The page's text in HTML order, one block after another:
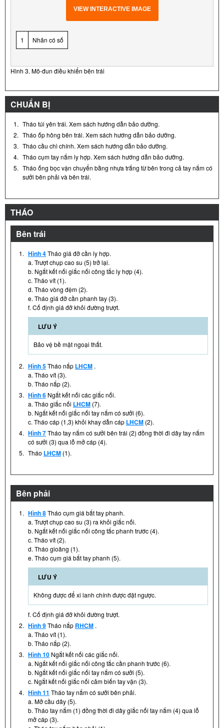
VIEW INTERACTIVE IMAGE
1 Nhãn có số
Hình 3. Mô-đun điều khiển bên trái
CHUẨN BỊ
1. Tháo túi yên trái. Xem sách hướng dẫn bảo dưỡng.
2. Tháo ốp hông bên trái. Xem sách hướng dẫn bảo dưỡng.
3. Tháo cầu chì chính. Xem sách hướng dẫn bảo dưỡng.
4. Tháo cụm tay nắm ly hợp. Xem sách hướng dẫn bảo dưỡng.
5. Tháo ống bọc vận chuyển bằng nhựa trắng từ bên trong cả tay nắm có
sưởi bên phải và bên trái.
THÁO
Bên trái
1. Hình 4Tháo giá đỡ cần ly hợp.
a. Trượt chụp cao su (5) trở lại.
b. Ngắt kết nối giắc nối công tắc ly hợp (4).
c. Tháo vít (1).
d. Tháo vòng đệm (2).
e. Tháo giá đỡ cần phanh tay (3).
f. Cố định giá đỡ khỏi đường trượt.
LƯU Ý
Bảo vệ bề mặt ngoại thất.
2. Hình 5Tháo nắp LHCM .
a. Tháo vít (3).
b. Tháo nắp (2).
3. Hình 6 Ngắt kết nối các giắc nối.
a. Tháo giắc nối LHCM (7).
b. Ngắt kết nối giắc nối tay nắm có sưởi (6).
c. Tháo cáp (1,3) khỏi khay dẫn cáp LHCM (2).
4. Hình 7Tháo tay nắm có sưởi bên trái (2) đồng thời đi dây tay nắm
có sưởi (3) qua lỗ mở cáp (4).
5. Tháo LHCM (1).
Bên phải
1. Hình 8Tháo cụm giá bắt tay phanh.
a. Trượt chụp cao su (3) ra khỏi giắc nối.
b. Ngắt kết nối giắc nối công tắc phanh trước (4).
c. Tháo vít (2).
d. Tháo gioăng (1).
e. Tháo cụm giá bắt tay phanh (5).
LƯU Ý
Không được để xi lanh chính được đặt ngược.
f. Cố định giá đỡ khỏi đường trượt.
2. Hình 9Tháo nắp RHCM .
a. Tháo vít (1).
b. Tháo nắp (2).
3. Hình 10 Ngắt kết nối các giắc nối.
a. Ngắt kết nối giắc nối công tắc cần phanh trước (6).
b. Ngắt kết nối giắc nối tay nắm có sưởi (5).
c. Ngắt kết nối giắc nối cảm biến tay vặn (3).
4. Hình 11 Tháo tay nắm có sưởi bên phải.
a. Mở cầu dây (5).
b. Tháo tay nắm (1) đồng thời đi dây giắc nối tay nắm (4) qua lỗ
mở cáp (3).